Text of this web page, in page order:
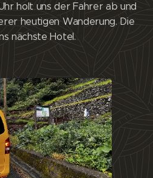
holt uns der Fahrer ab und
heutigen Wanderung. Die
nächste Hotel.